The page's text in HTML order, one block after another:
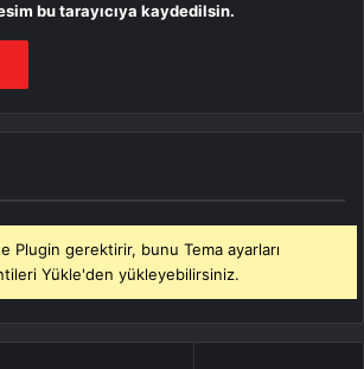
bu tarayıcıya kaydedilsin.
Plugin gerektirir, bunu Tema ayarları
Yükle'den yükleyebilirsiniz.